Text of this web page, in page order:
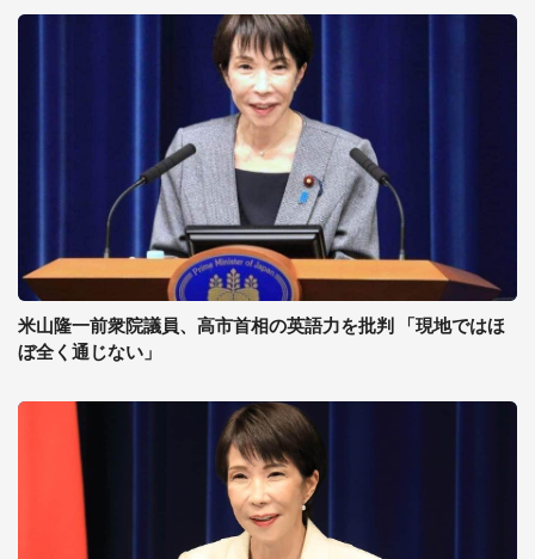
米山隆一前衆院議員、高市首相の英語力を批判 「現地ではほ
ぼ全く通じない」